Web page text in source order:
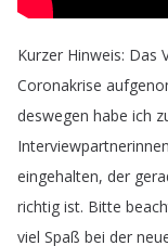
Kurzer Hinweis: Das
Coronakrise
deswegen habe ich
Interviewpartnerinnen
eingehalten, der
richtig ist. Bitte
viel Spaß bei der